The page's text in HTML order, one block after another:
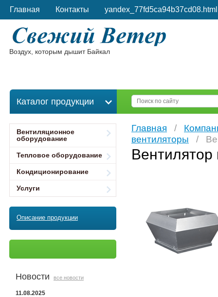
Главная Контакты yandex_77fd5ca94b37cd08.html
Воздух, которым дышит Байкал
Каталог продукции
Вентиляционное
оборудование
Тепловое оборудование
Кондиционирование
Услуги
Описание продукции
Новости все новости
11.08.2025
Главная /
вентиляторы /